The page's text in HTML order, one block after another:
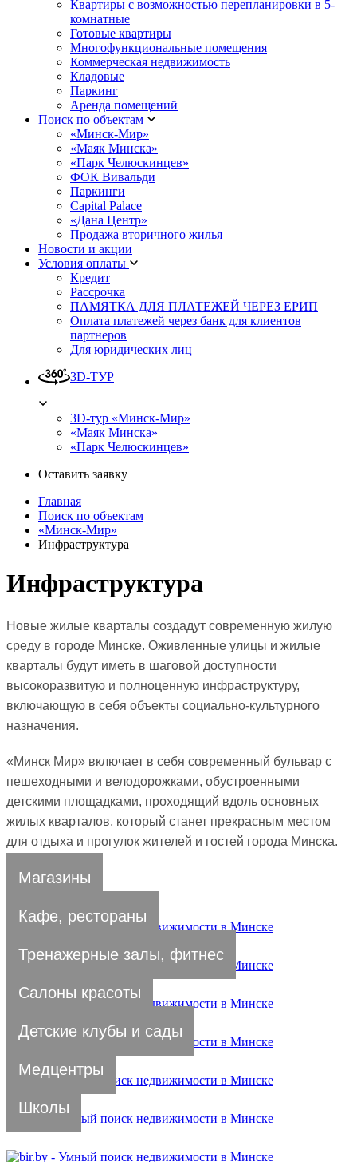
Квартиры с возможностью перепланировки в 5-
комнатные
Готовые квартиры
Многофункциональные помещения
Коммерческая недвижимость
Кладовые
Паркинг
Аренда помещений
Поиск по объектам
«Минск-Мир»
«Маяк Минска»
«Парк Челюскинцев»
ФОК Вивальди
Паркинги
Capital Palace
«Дана Центр»
Продажа вторичного жилья
Новости и акции
Условия оплаты
Кредит
Рассрочка
ПАМЯТКА ДЛЯ ПЛАТЕЖЕЙ ЧЕРЕЗ ЕРИП
Оплата платежей через банк для клиентов
партнеров
Для юридических лиц
3D-ТУР
3D-тур «Минск-Мир»
«Маяк Минска»
«Парк Челюскинцев»
Оставить заявку
Главная
Поиск по объектам
«Минск-Мир»
Инфраструктура
Инфраструктура
Новые жилые кварталы создадут современную жилую
среду в городе Минске. Оживленные улицы и жилые
кварталы будут иметь в шаговой доступности
высокоразвитую и полноценную инфраструктуру,
включающую в себя объекты социально-культурного
назначения.
«Минск Мир» включает в себя современный бульвар с
пешеходными и велодорожками, обустроенными
детскими площадками, проходящий вдоль основных
жилых кварталов, который станет прекрасным местом
для отдыха и прогулок жителей и гостей города Минска.
Магазины
Кафе, рестораны
Тренажерные залы, фитнес
Салоны красоты
Детские клубы и сады
Медцентры
Школы